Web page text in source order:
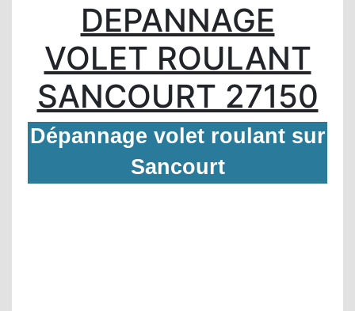
DEPANNAGE
VOLET ROULANT
SANCOURT 27150
Dépannage volet roulant sur
Sancourt